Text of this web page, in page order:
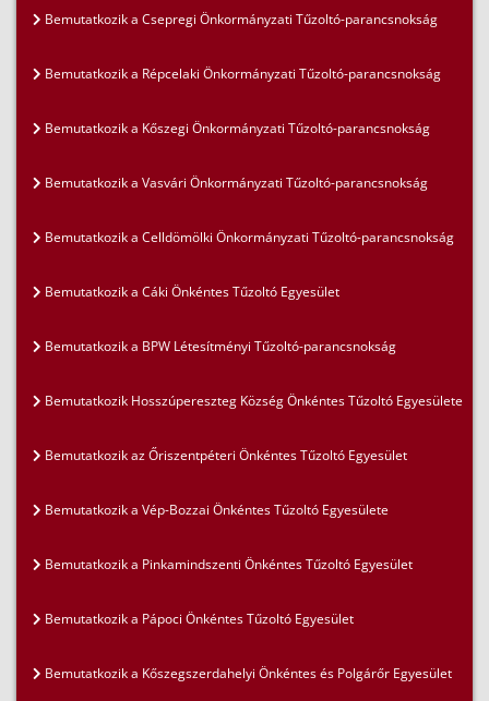
Bemutatkozik a Csepregi Önkormányzati Tűzoltó-parancsnokság
Bemutatkozik a Répcelaki Önkormányzati Tűzoltó-parancsnokság
Bemutatkozik a Kőszegi Önkormányzati Tűzoltó-parancsnokság
Bemutatkozik a Vasvári Önkormányzati Tűzoltó-parancsnokság
Bemutatkozik a Celldömölki Önkormányzati Tűzoltó-parancsnokság
Bemutatkozik a Cáki Önkéntes Tűzoltó Egyesület
Bemutatkozik a BPW Létesítményi Tűzoltó-parancsnokság
Bemutatkozik Hosszúpereszteg Község Önkéntes Tűzoltó Egyesülete
Bemutatkozik az Őriszentpéteri Önkéntes Tűzoltó Egyesület
Bemutatkozik a Vép-Bozzai Önkéntes Tűzoltó Egyesülete
Bemutatkozik a Pinkamindszenti Önkéntes Tűzoltó Egyesület
Bemutatkozik a Pápoci Önkéntes Tűzoltó Egyesület
Bemutatkozik a Kőszegszerdahelyi Önkéntes és Polgárőr Egyesület